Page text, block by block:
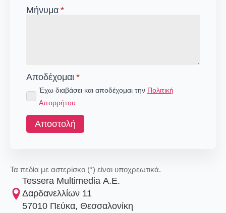
Μήνυμα *
Αποδέχομαι *
Έχω διαβάσει και αποδέχομαι την Πολιτική
Απορρήτου
Αποστολή
Τα πεδία με αστερίσκο (*) είναι υποχρεωτικά.
Tessera Multimedia Α.Ε.
Δαρδανελλίων 11
57010 Πεύκα, Θεσσαλονίκη